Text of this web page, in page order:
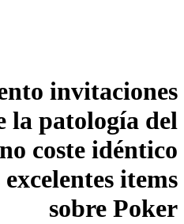
invitaciones
la patologí­a del
coste idéntico
items
sobre Poker